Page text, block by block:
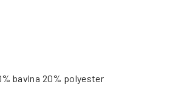
bavlna 20% polyester